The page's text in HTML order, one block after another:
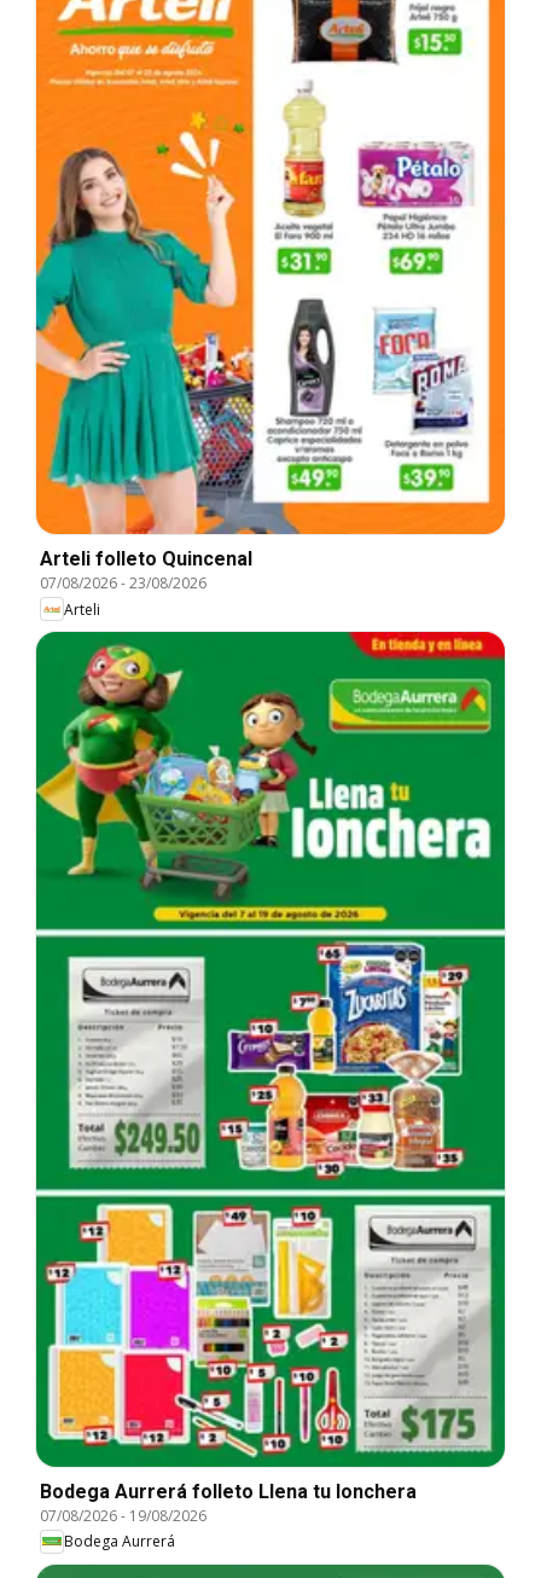
Arteli folleto Quincenal
07/08/2026-23/08/2026
Arteli
Bodega Aurrerá folleto Llena tu lonchera
07/08/2026- 19/08/2026
Bodega Aurrerá